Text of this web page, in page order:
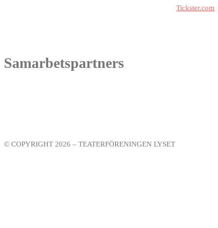
Tickster.com
Samarbetspartners
© COPYRIGHT 2026 – TEATERFÖRENINGEN LYSET